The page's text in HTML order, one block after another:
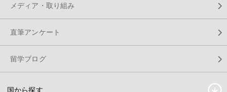
メディア・取り組み
直筆アンケート
留学ブログ
国から探す